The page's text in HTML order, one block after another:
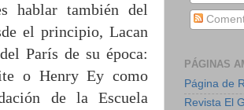
hablar también del
el principio, Lacan
París de su época:
o Henry Ey como
de la Escuela
PÁGINAS
Página de
Revista El